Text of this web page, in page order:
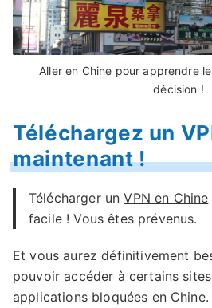
Aller en Chine pour apprendre
décision !
Téléchargez un
maintenant !
Télécharger unVPN en Chine
facile ! Vous êtes prévenus.
Et vous aurez définitivement
pouvoir accéder à certains
applications bloquées en